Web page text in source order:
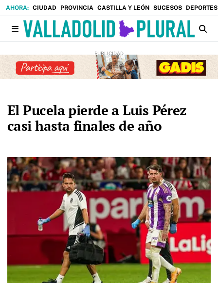
CIUDAD PROVINCIA CASTILLA Y LEÓN SUCESOS DEPORTES
El Pucela pierde a Luis Pérez
casi hasta finales de año